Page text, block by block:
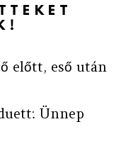
előtt, eső után
Ünnep